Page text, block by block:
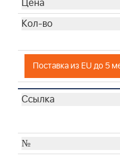
Поставка из EU до 5